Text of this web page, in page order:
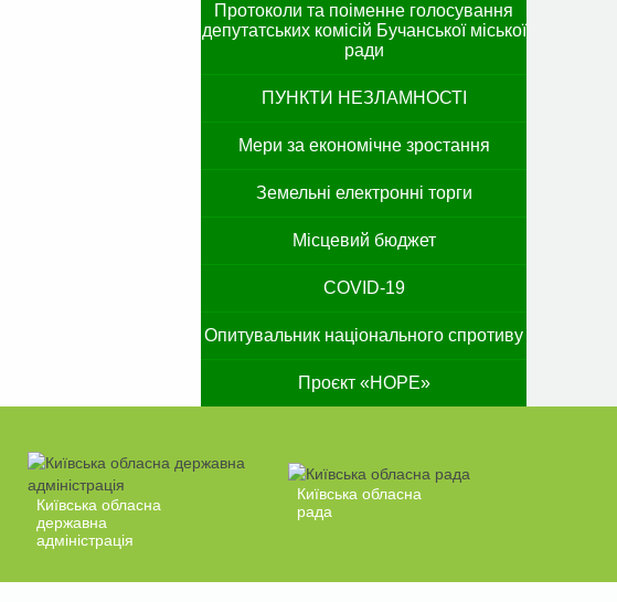
Протоколи та поіменне голосування
депутатських комісій Бучанської міської
ради
ПУНКТИ НЕЗЛАМНОСТІ
Мери за економічне зростання
Земельні електронні торги
Місцевий бюджет
COVID-19
Опитувальник національного спротиву
Проєкт «HOPE»
Київська обласна
державна
адміністрація
Київська обласна
рада